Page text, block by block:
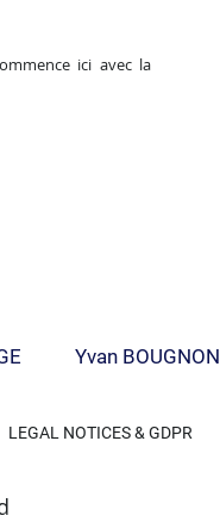
ici avec la
Yvan BOUGNON
LEGAL NOTICES & GDPR